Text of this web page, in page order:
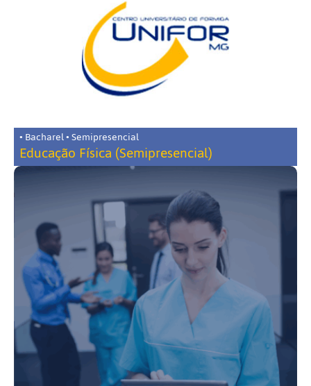
• Bacharel • Semipresencial
Educação Física (Semipresencial)